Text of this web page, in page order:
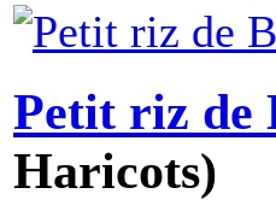
Petit riz de
Haricots)